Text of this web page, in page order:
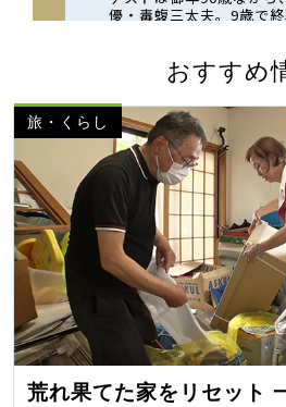
おすすめ
旅・くらし
荒れ果てた家をリセット